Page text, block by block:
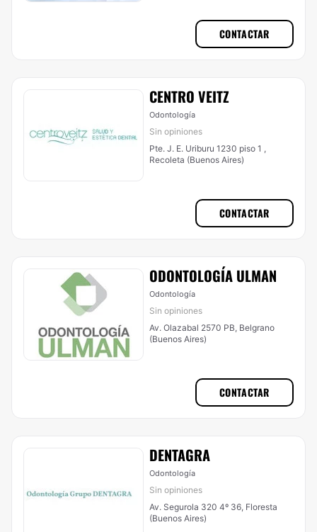
CONTACTAR
CENTRO VEITZ
Odontología
Sin opiniones
Pte. J. E. Uriburu 1230 piso 1 ,
Recoleta (Buenos Aires)
CONTACTAR
ODONTOLOGÍA ULMAN
Odontología
Sin opiniones
Av. Olazabal 2570 PB, Belgrano
(Buenos Aires)
CONTACTAR
DENTAGRA
Odontología
Sin opiniones
Av. Segurola 320 4º 36, Floresta
(Buenos Aires)